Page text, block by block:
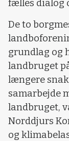
fælles dialog
De to
grundlag og
landbruget
længere
samarbejde
landbruget,
Norddjurs
og